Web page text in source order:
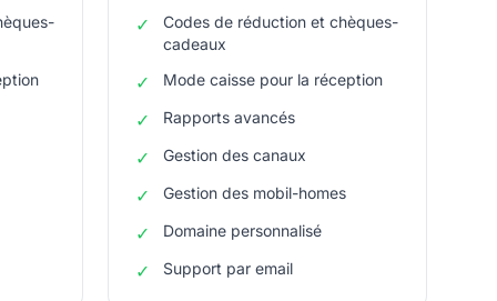
✓
Codes de réduction et chèques-
cadeaux
✓ Mode caisse pour la réception
✓ Rapports avancés
✓ Gestion des canaux
✓ Gestion des mobil-homes
✓ Domaine personnalisé
✓ Support par email